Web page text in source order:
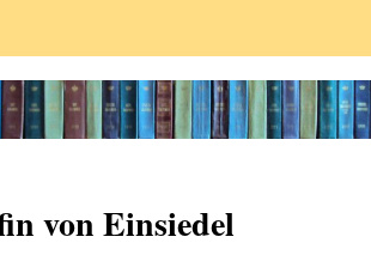
von Einsiedel